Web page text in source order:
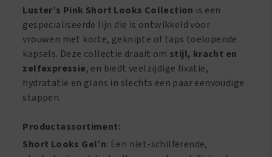
No-
Lye
aantal
8oz/250
ml
aantal
Luster’s Pink Short Looks Collection is een
gespecialiseerde lijn die is ontwikkeld voor
vrouwen met korte, geknipte of taps toelopende
kapsels. Deze collectie draait om stijl, kracht en
zelfexpressie, en biedt veelzijdige fixatie,
hydratatie en glans in slechts een paar eenvoudige
stappen.
Productassortiment:
Short Looks Gel’n: Een niet-schilferende,